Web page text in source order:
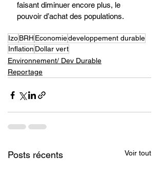
faisant diminuer encore plus, le
pouvoir d’achat des populations.
IzoBRH Economiedeveloppement durable
Inflation Dollar vert
Environnement/ Dev Durable
Reportage
Posts récents Voir tout